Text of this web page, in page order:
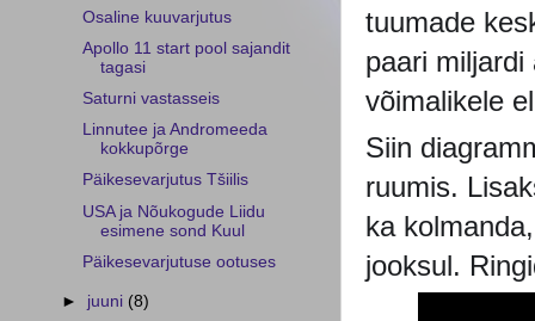
tuumade
paari
võimalikele
Siin
ruumis.
ka
jooksul.
Osaline kuuvarjutus
Apollo 11 start pool sajandit
tagasi
Saturni vastasseis
Linnutee ja Andromeeda
kokkupõrge
Päikesevarjutus Tšiilis
USA ja Nõukogude Liidu
esimene sond Kuul
Päikesevarjutuse ootuses
► juuni (8)